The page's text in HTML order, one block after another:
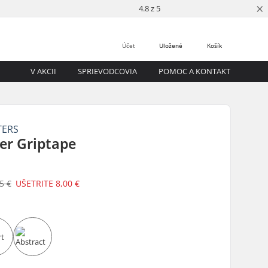
4.8 z 5 ×
Košík
Uložené
Účet
V AKCII SPRIEVODCOVIA POMOC A KONTAKT
Griptape
€ UŠETRITE8,00 €